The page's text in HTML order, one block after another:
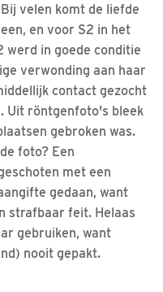
velen komt de liefde
en voor S2 in het
werd in goede conditie
verwonding aan haar
contact gezocht
Uit röntgenfoto's bleek
gebroken was.
foto? Een
met een
gedaan, want
strafbaar feit. Helaas
gebruiken, want
nooit gepakt.